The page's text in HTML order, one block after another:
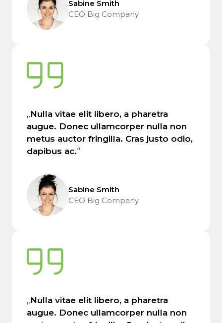
Sabine Smith
CEO Big Company
„Nulla vitae elit libero, a pharetra
augue. Donec ullamcorper nulla non
metus auctor fringilla. Cras justo odio,
dapibus ac.“
Sabine Smith
CEO Big Company
„Nulla vitae elit libero, a pharetra
augue. Donec ullamcorper nulla non